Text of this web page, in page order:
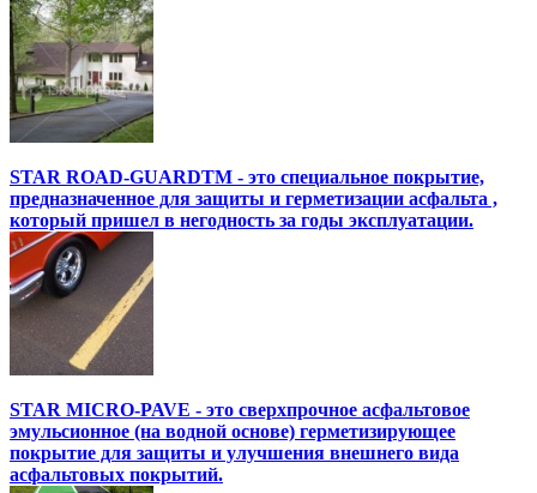
STAR ROAD-GUARDTM - это специальное покрытие,
предназначенное для защиты и герметизации асфальта ,
который пришел в негодность за годы эксплуатации.
STAR MICRO-PAVE - это сверхпрочное асфальтовое
эмульсионное (на водной основе) герметизирующее
покрытие для защиты и улучшения внешнего вида
асфальтовых покрытий.